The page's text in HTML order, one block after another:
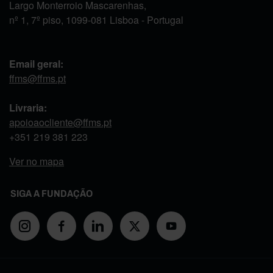
Largo Monterroio Mascarenhas,
nº 1, 7º piso, 1099-081 Lisboa - Portugal
Email geral:
ffms@ffms.pt
Livraria:
apoioaocliente@ffms.pt
+351 219 381 223
Ver no mapa
SIGA A FUNDAÇÃO